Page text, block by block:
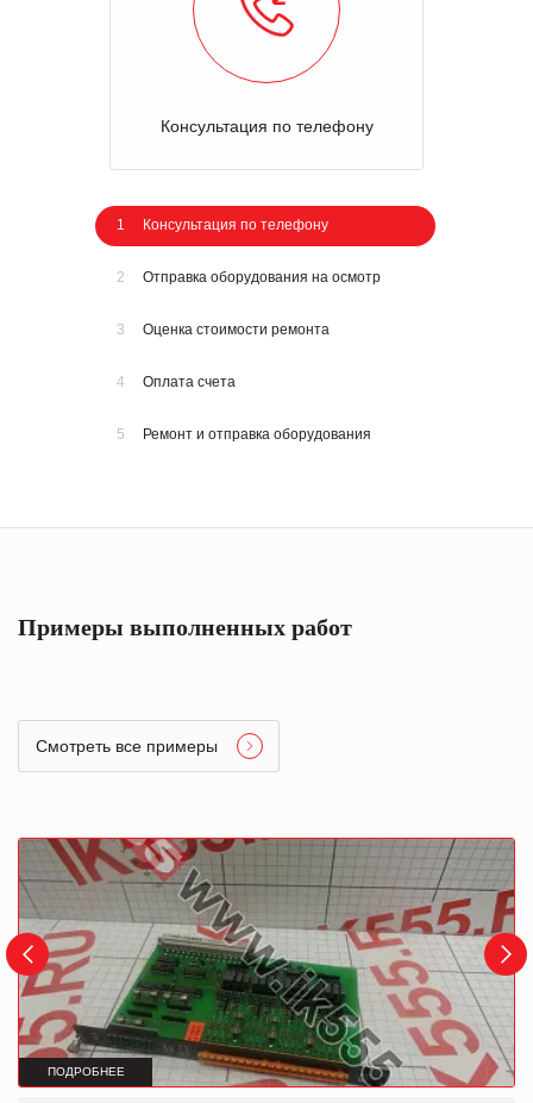
Консультация по телефону
1 Консультация по телефону
2 Отправка оборудования на осмотр
3 Оценка стоимости ремонта
4 Оплата счета
5 Ремонт и отправка оборудования
Примеры выполненных работ
Смотреть все примеры
ПОДРОБНЕЕ